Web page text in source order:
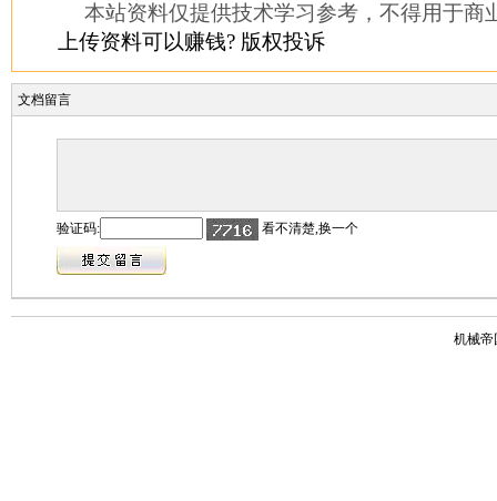
本站资料仅提供技术学习参考，不得用于商
上传资料可以赚钱? 版权投诉
文档留言
验证码: 看不清楚,换一个
机械帝